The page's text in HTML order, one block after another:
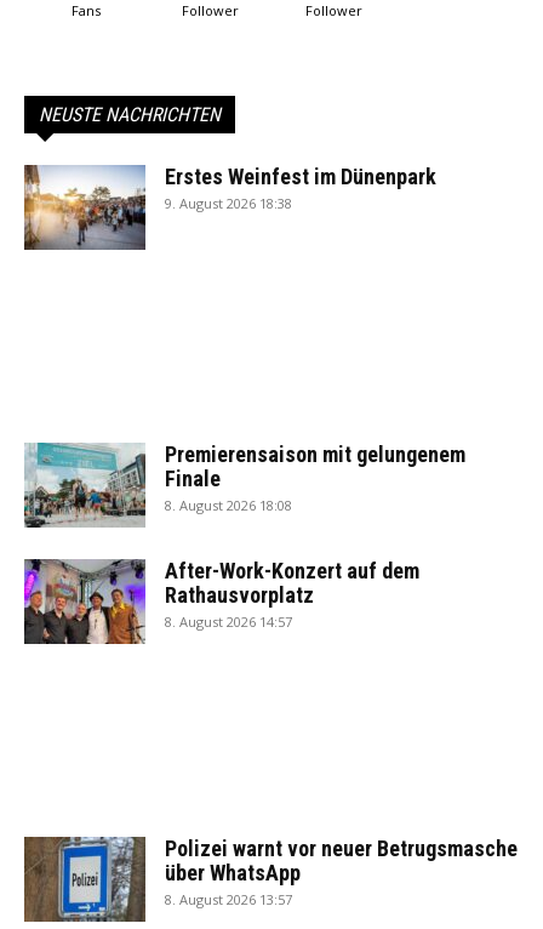
Fans Follower Follower
NEUSTE NACHRICHTEN
Erstes Weinfest im Dünenpark
9. August 2026 18:38
Premierensaison mit gelungenem
Finale
8. August 2026 18:08
After-Work-Konzert auf dem
Rathausvorplatz
8. August 2026 14:57
Polizei warnt vor neuer Betrugsmasche
über WhatsApp
8. August 2026 13:57